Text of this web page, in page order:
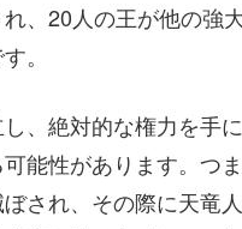
、20人の王が他の強
。
、絶対的な権力を手
能性があります。つ
され、その際に天竜